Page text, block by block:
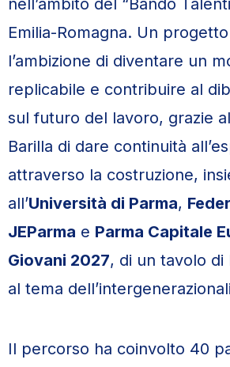
nell’ambito del “Bando
Emilia-Romagna. Un
l’ambizione di diventare un
replicabile e contribuire al
sul futuro del lavoro, grazie
Barilla di dare continuità
attraverso la costruzione,
all’Università di Parma,
JEParma e Parma Capitale
Giovani 2027, di un tavolo di
al tema
Il percorso ha coinvolto 40